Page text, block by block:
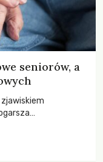
seniorów, a